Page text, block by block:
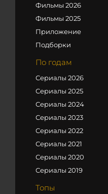
Фильмы 2026
Фильмы 2025
Приложение
Подборки
По годам
Сериалы 2026
Сериалы 2025
Сериалы 2024
Сериалы 2023
Сериалы 2022
Сериалы 2021
Сериалы 2020
Сериалы 2019
Топы